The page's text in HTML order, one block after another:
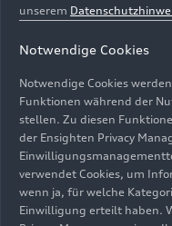
Die Fakten
unserem
Notwendige Cookies
Notwendige Cookies
Funktionen während der
stellen. Zu diesen
der Ensighten Privacy
verwendet Cookies, um
wenn ja, für welche
Einwilligung erteilt haben.